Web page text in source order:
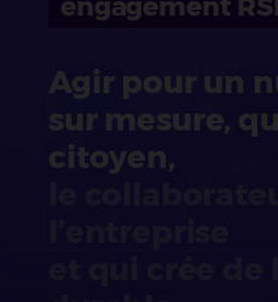
engagement
Agir pour un
sur mesure,
citoyen,